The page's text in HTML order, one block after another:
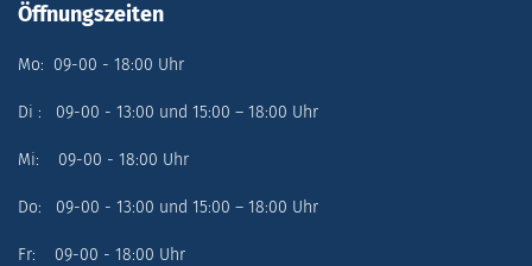
Öffnungszeiten
Mo: 09-00 - 18:00 Uhr
Di : 09-00 - 13:00 und 15:00 – 18:00 Uhr
Mi: 09-00 - 18:00 Uhr
Do: 09-00 - 13:00 und 15:00 – 18:00 Uhr
Fr: 09-00 - 18:00 Uhr